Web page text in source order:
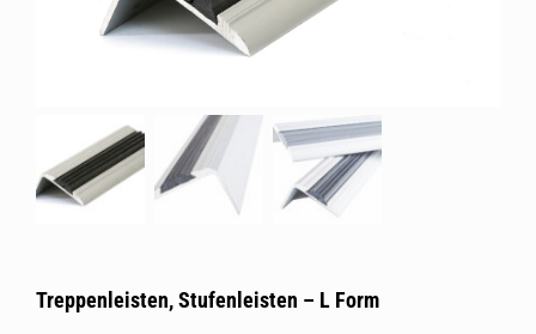
Treppenleisten, Stufenleisten – L Form